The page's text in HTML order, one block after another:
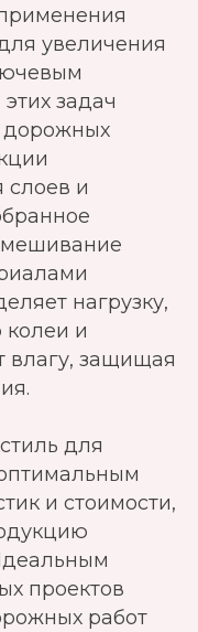
увеличения
задач
дорожных
слоев и
нагрузку,
колеи и
влагу, защищая
для
и стоимости,
проектов
работ